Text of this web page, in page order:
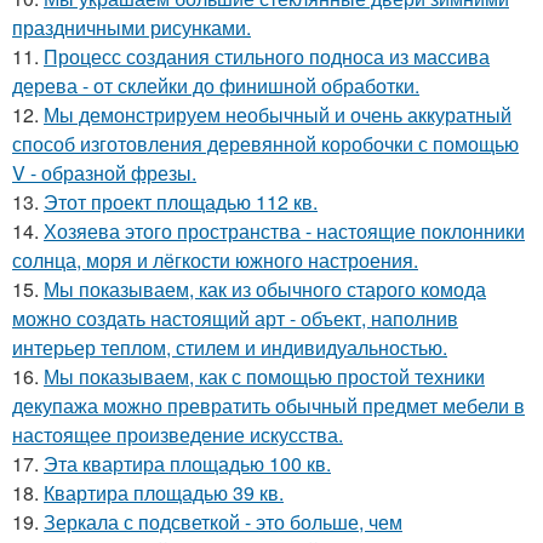
праздничными рисунками.
11. Процесс создания стильного подноса из массива
дерева - от склейки до финишной обработки.
12. Мы демонстрируем необычный и очень аккуратный
способ изготовления деревянной коробочки с помощью
V - образной фрезы.
13. Этот проект площадью 112 кв.
14. Хозяева этого пространства - настоящие поклонники
солнца, моря и лёгкости южного настроения.
15. Мы показываем, как из обычного старого комода
можно создать настоящий арт - объект, наполнив
интерьер теплом, стилем и индивидуальностью.
16. Мы показываем, как с помощью простой техники
декупажа можно превратить обычный предмет мебели в
настоящее произведение искусства.
17. Эта квартира площадью 100 кв.
18. Квартира площадью 39 кв.
19. Зеркала с подсветкой - это больше, чем